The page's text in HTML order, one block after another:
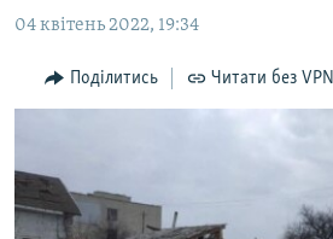
основної
Перейти
до
БЛОГИ
ПОГЛЯД
ВСЕ ЗА ДЕНЬ
СПЕЦПРОЕКТИ
04 квітень 2022, 19:34
Поділитись Читати без VPN